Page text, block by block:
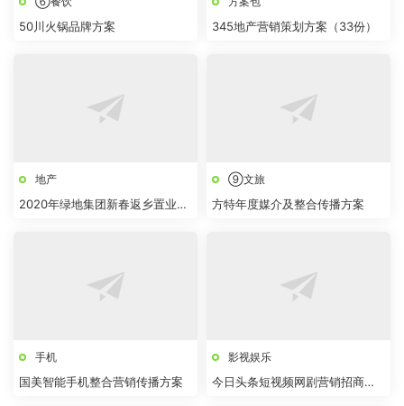
50川火锅品牌方案 345地产营销策划方案（33份）
地产
2020年绿地集团新春返乡置业执
⑨文旅
方特年度媒介及整合传播方案
手机
国美智能手机整合营销传播方案
影视娱乐
今日头条短视频网剧营销招商方